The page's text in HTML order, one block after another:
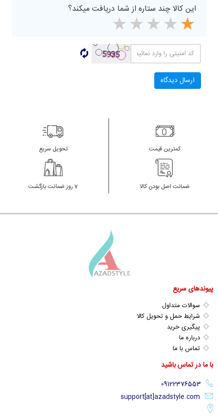
این کالا چند ستاره از شما دریافت میکند؟
کمترین قیمت تحویل سریع
ضمانت اصل بودن کالا 7 روز ضمانت بازگشت
پیوندهای سریع
سوالات متداول
شرایط حمل و تحویل کالا
پیگیری خرید
درباره ما
تماس با ما
با ما در تماس باشید
support[at]azadstyle.com